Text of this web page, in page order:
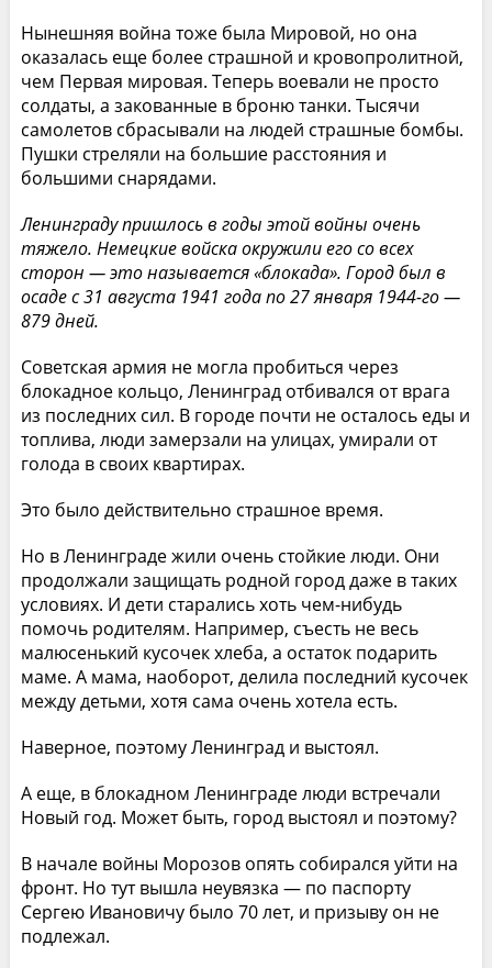
Нынешняя война тоже была Мировой, но она
оказалась еще более страшной и кровопролитной,
чем Первая мировая. Теперь воевали не просто
солдаты, а закованные в броню танки. Тысячи
самолетов сбрасывали на людей страшные бомбы.
Пушки стреляли на большие расстояния и
большими снарядами.
Ленинграду пришлось в годы этой войны очень
тяжело. Немецкие войска окружили его со всех
сторон — это называется «блокада». Город был в
осаде с 31 августа 1941 года по 27 января 1944-го —
879 дней.
Советская армия не могла пробиться через
блокадное кольцо, Ленинград отбивался от врага
из последних сил. В городе почти не осталось еды и
топлива, люди замерзали на улицах, умирали от
голода в своих квартирах.
Это было действительно страшное время.
Но в Ленинграде жили очень стойкие люди. Они
продолжали защищать родной город даже в таких
условиях. И дети старались хоть чем-нибудь
помочь родителям. Например, съесть не весь
малюсенький кусочек хлеба, а остаток подарить
маме. А мама, наоборот, делила последний кусочек
между детьми, хотя сама очень хотела есть.
Наверное, поэтому Ленинград и выстоял.
А еще, в блокадном Ленинграде люди встречали
Новый год. Может быть, город выстоял и поэтому?
В начале войны Морозов опять собирался уйти на
фронт. Но тут вышла неувязка — по паспорту
Сергею Ивановичу было 70 лет, и призыву он не
подлежал.